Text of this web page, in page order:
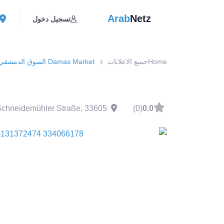
ArabNetz تسجيل دخول
Homeجميع الاعلانات Damas Market السوق الدمشقي
0.0
(0)
Straße, 33605